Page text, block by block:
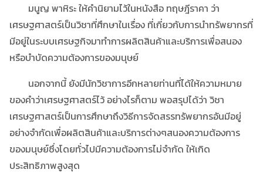
มนูญ พาหิระ ให้คำนิยามไว้ในหนังสือ ทฤษฎีราคา ว่า
เศรษฐศาสตร์เป็นวิชาที่ศึกษาในเรื่อง ที่เกี่ยวกับการนำทรัพยากรที่
มีอยู่ในระบบเศรษฐกิจมาทำการผลิตสินค้าและบริการเพื่อสนอง
หรือบำบัดความต้องการของมนุษย์
นอกจากนี้ ยังมีนักวิชาการอีกหลายท่านที่ได้ให้ความหมาย
ของคำว่าเศรษฐศาสตร์ไว้ อย่างไรก็ตาม พอสรุปได้ว่า วิชา
เศรษฐศาสตร์เป็นการศึกษาถึงวิธีการจัดสรรทรัพยากรอันมีอยู่
อย่างจำกัดเพื่อผลิตสินค้าและบริการต่างๆสนองความต้องการ
ของมนุษย์ซึ่งโดยทั่วไปมีความต้องการไม่จำกัด ให้เกิด
ประสิทธิภาพสูงสุด